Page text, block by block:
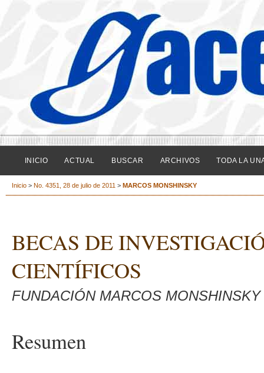
INICIO ACTUAL BUSCAR ARCHIVOS TODA LA
Inicio > No. 4351, 28 de julio de 2011 > MARCOS MONSHINSKY
BECAS DE
CIENTÍFICOS
FUNDACIÓN MARCOS MONSHINSKY
Resumen